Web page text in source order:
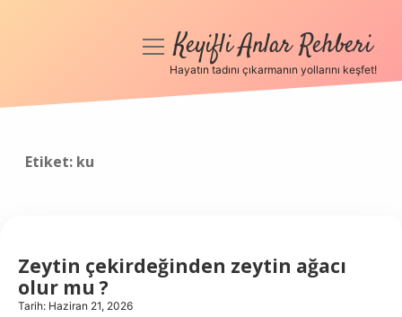
Anasayfa
menüyüKeyifli Anlar Rehberi
Hayatın tadını çıkarmanın yollarını keşfet!
Etiket: ku
Zeytin çekirdeğinden zeytin ağacı
olur mu ?
Tarih: Haziran 21, 2026